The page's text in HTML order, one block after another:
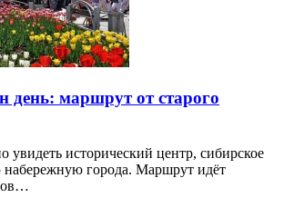
день: маршрут от старого
увидеть исторический центр, сибирское
набережную города. Маршрут идёт